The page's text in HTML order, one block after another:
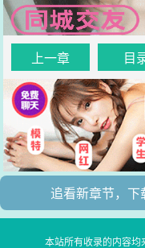
上一章 目
追看新章节，
本站所有收录的内容均